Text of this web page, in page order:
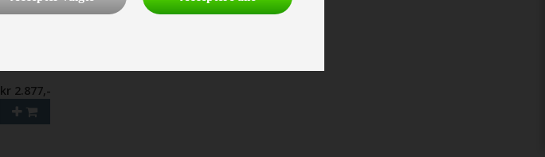
kr 296,-
kr 2.877,-